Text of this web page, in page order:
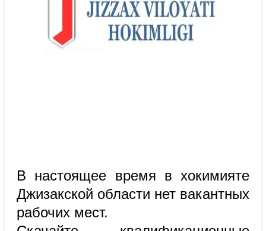
В настоящее время в хокимияте
Джизакской области нет вакантных
рабочих мест.